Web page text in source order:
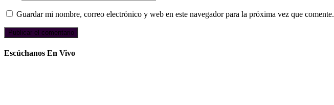
Guardar mi nombre, correo electrónico y web en este navegador para la próxima vez que comente.
Escúchanos En Vivo